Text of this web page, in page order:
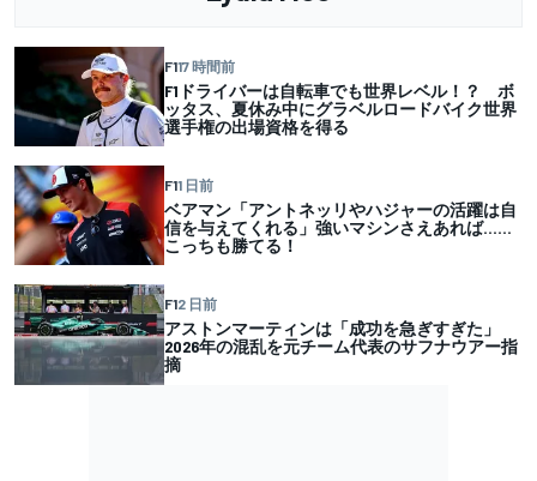
F117 時間前
F1ドライバーは自転車でも世界レベル！？ ボ
ッタス、夏休み中にグラベルロードバイク世界
選手権の出場資格を得る
F11 日前
ベアマン「アントネッリやハジャーの活躍は自
信を与えてくれる」強いマシンさえあれば……
こっちも勝てる！
F12 日前
アストンマーティンは「成功を急ぎすぎた」
2026年の混乱を元チーム代表のサフナウアー指
摘